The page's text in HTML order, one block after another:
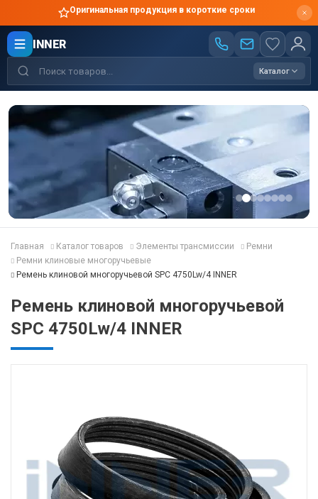
Оригинальная продукция в короткие сроки
INNER
Каталог
Главная Каталог товаров Элементы трансмиссии
Ремни
Ремни клиновые многоручьевые
Ремень клиновой многоручьевой SPC 4750Lw/4 INNER
Ремень клиновой многоручьевой
SPC 4750Lw/4 INNER